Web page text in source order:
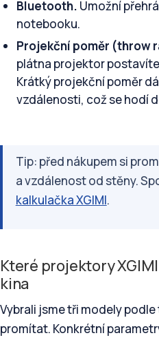
Bluetooth. Umožní
notebooku.
Projekční poměr (throw
plátna projektor
Krátký projekční poměr
vzdálenosti, což se hodí
Tip: před nákupem si
a vzdálenost od stěny.
kalkulačka XGIMI.
Které projektory
kina
Vybrali jsme tři modely
promítat. Konkrétní